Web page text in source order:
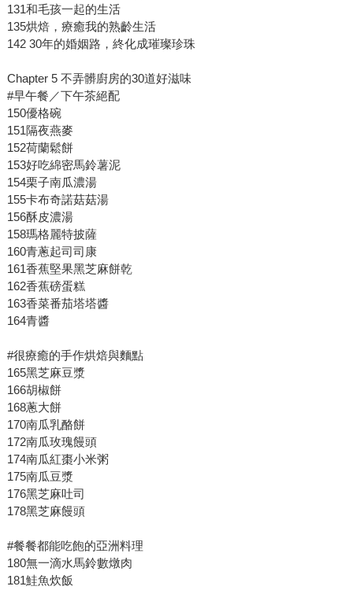
131和毛孩一起的生活
135烘焙，療癒我的熟齡生活
142 30年的婚姻路，終化成璀璨珍珠
Chapter 5 不弄髒廚房的30道好滋味
#早午餐／下午茶絕配
150優格碗
151隔夜燕麥
152荷蘭鬆餅
153好吃綿密馬鈴薯泥
154栗子南瓜濃湯
155卡布奇諾菇菇湯
156酥皮濃湯
158瑪格麗特披薩
160青蔥起司司康
161香蕉堅果黑芝麻餅乾
162香蕉磅蛋糕
163香菜番茄塔塔醬
164青醬
#很療癒的手作烘焙與麵點
165黑芝麻豆漿
166胡椒餅
168蔥大餅
170南瓜乳酪餅
172南瓜玫瑰饅頭
174南瓜紅棗小米粥
175南瓜豆漿
176黑芝麻吐司
178黑芝麻饅頭
#餐餐都能吃飽的亞洲料理
180無一滴水馬鈴數燉肉
181鮭魚炊飯